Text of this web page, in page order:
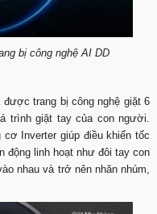
bị công nghệ AI DD
trang bị công nghệ giặt 6
trình giặt tay của con người.
Inverter giúp điều khiển tốc
động linh hoạt như đôi tay con
nhau và trở nên nhăn nhúm,